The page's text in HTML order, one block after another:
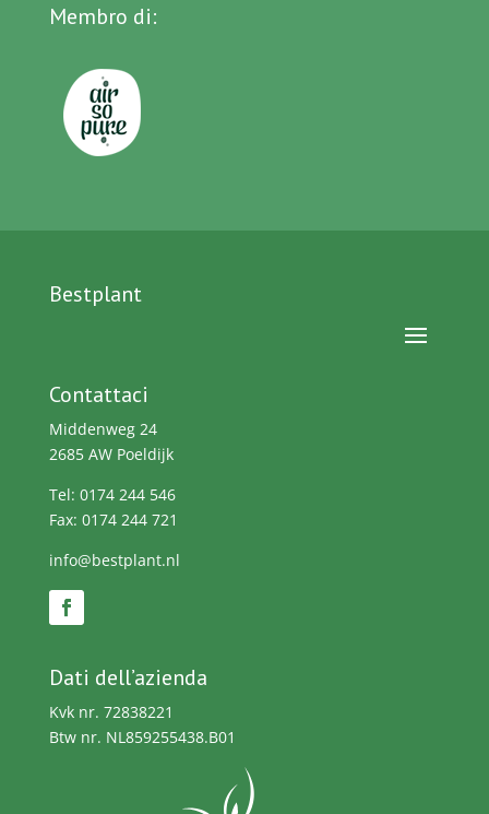
Membro di:
Bestplant
Contattaci
Middenweg 24
2685 AW Poeldijk
Tel: 0174 244 546
Fax: 0174 244 721
info@bestplant.nl
Dati dell’azienda
Kvk nr. 72838221
Btw nr. NL859255438.B01